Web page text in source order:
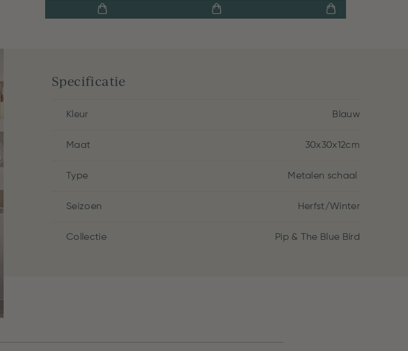
Specificatie
Kleur Blauw
Maat 30x30x12cm
Type Metalen schaal
Seizoen Herfst/Winter
Collectie Pip & The Blue Bird